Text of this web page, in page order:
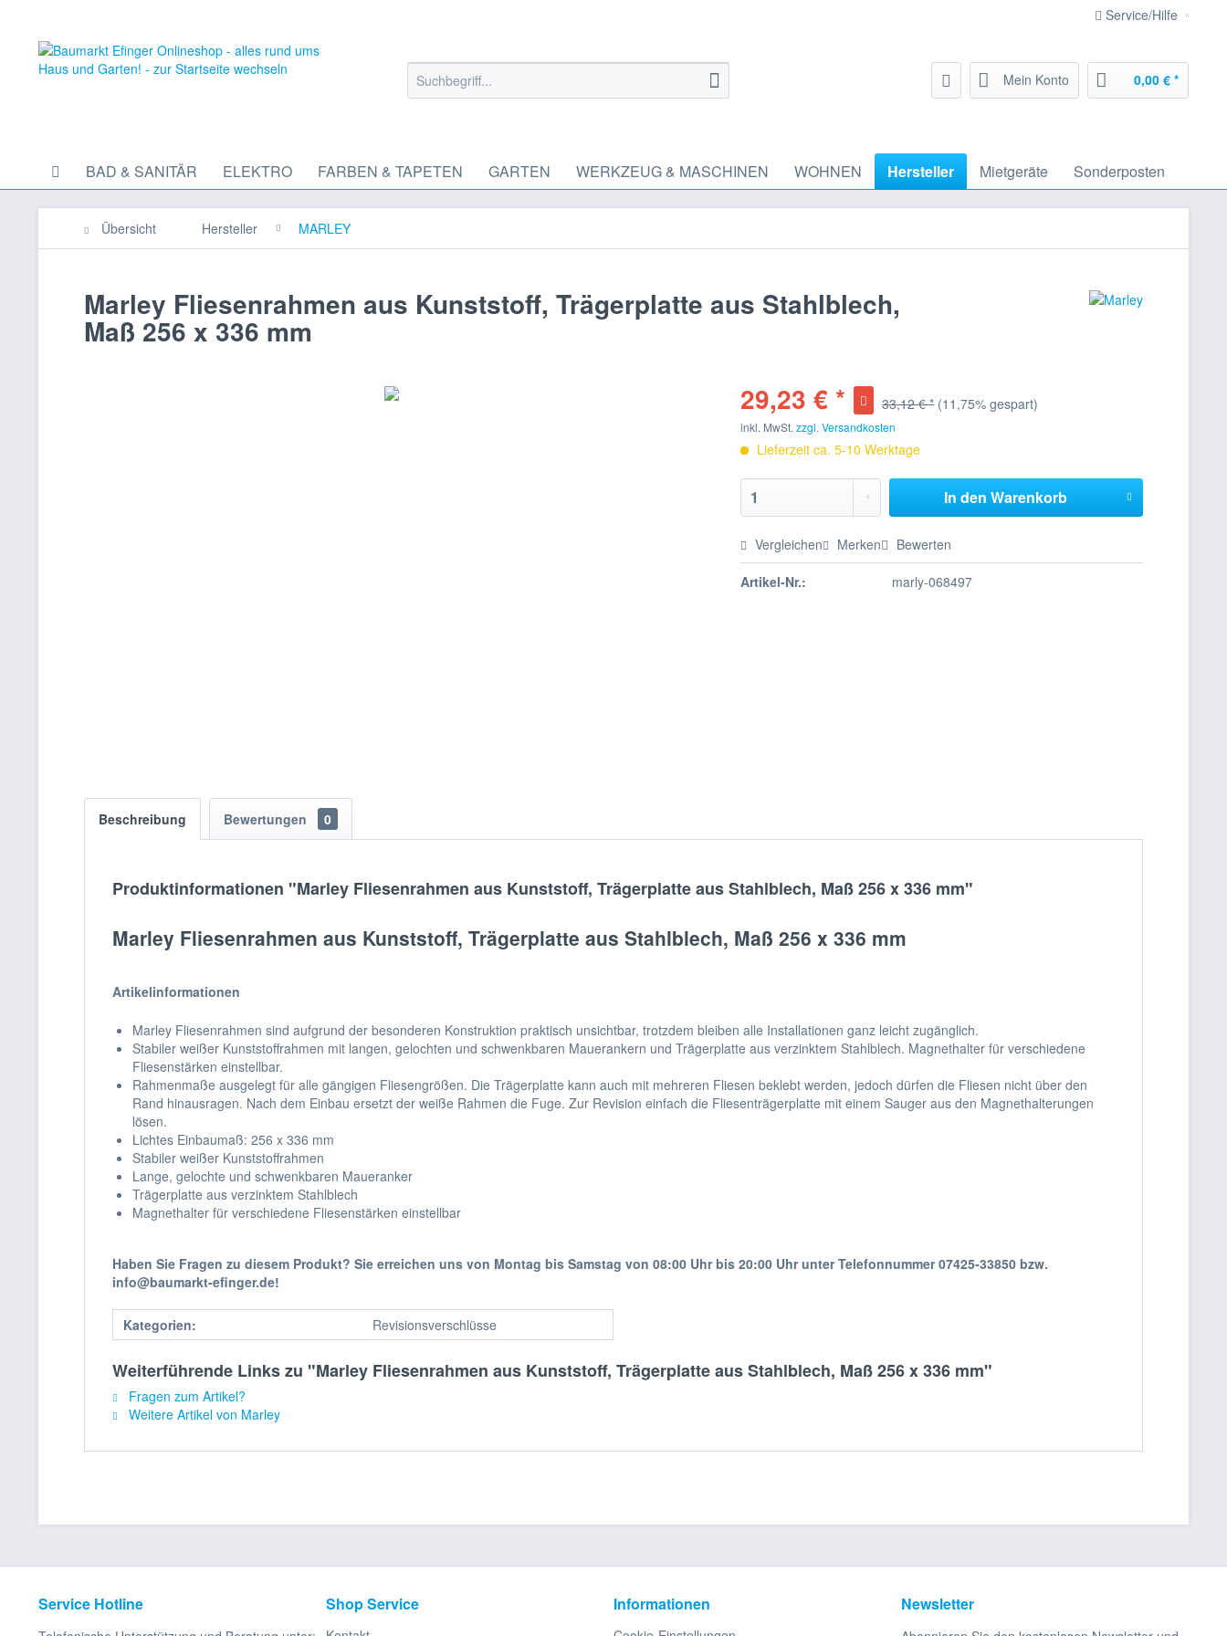
Service/Hilfe
Mein Konto 0,00 € *
BAD & SANITÄR ELEKTRO FARBEN & TAPETEN GARTEN WERKZEUG & MASCHINEN WOHNEN Hersteller Mietgeräte Sonderposten
Übersicht Hersteller MARLEY
Marley Fliesenrahmen aus Kunststoff, Trägerplatte aus Stahlblech,
Maß 256 x 336 mm
29,23 € *
33,12 € * (11,75% gespart)
inkl. MwSt.zzgl. Versandkosten
Lieferzeit ca. 5-10 Werktage
In den Warenkorb
Vergleichen Merken Bewerten
Artikel-Nr.: marly-068497
Beschreibung Bewertungen 0
Produktinformationen "Marley Fliesenrahmen aus Kunststoff, Trägerplatte aus Stahlblech, Maß 256 x 336 mm"
Marley Fliesenrahmen aus Kunststoff, Trägerplatte aus Stahlblech, Maß 256 x 336 mm
Artikelinformationen
Marley Fliesenrahmen sind aufgrund der besonderen Konstruktion praktisch unsichtbar, trotzdem bleiben alle Installationen ganz leicht zugänglich.
Stabiler weißer Kunststoffrahmen mit langen, gelochten und schwenkbaren Mauerankern und Trägerplatte aus verzinktem Stahlblech. Magnethalter für verschiedene
Fliesenstärken einstellbar.
Rahmenmaße ausgelegt für alle gängigen Fliesengrößen. Die Trägerplatte kann auch mit mehreren Fliesen beklebt werden, jedoch dürfen die Fliesen nicht über den
Rand hinausragen. Nach dem Einbau ersetzt der weiße Rahmen die Fuge. Zur Revision einfach die Fliesenträgerplatte mit einem Sauger aus den Magnethalterungen
lösen.
Lichtes Einbaumaß: 256 x 336 mm
Stabiler weißer Kunststoffrahmen
Lange, gelochte und schwenkbaren Maueranker
Trägerplatte aus verzinktem Stahlblech
Magnethalter für verschiedene Fliesenstärken einstellbar
Haben Sie Fragen zu diesem Produkt? Sie erreichen uns von Montag bis Samstag von 08:00 Uhr bis 20:00 Uhr unter Telefonnummer 07425-33850 bzw.
info@baumarkt-efinger.de!
Kategorien: Revisionsverschlüsse
Weiterführende Links zu "Marley Fliesenrahmen aus Kunststoff, Trägerplatte aus Stahlblech, Maß 256 x 336 mm"
Fragen zum Artikel?
Weitere Artikel von Marley
Service Hotline Shop Service Informationen Newsletter